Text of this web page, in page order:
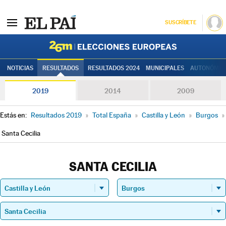
SUSCRÍBETE
NOTICIAS RESULTADOS RESULTADOS 2024 MUNICIPALES
2019 2014 2009
Estás en: Resultados 2019 » Total España » Castilla y León » Burgos »
Santa Cecilia
SANTA CECILIA